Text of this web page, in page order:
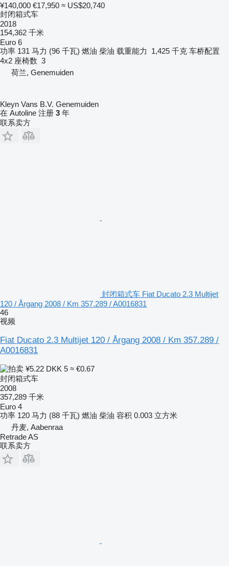
¥140,000 €17,950 ≈ US$20,740
封闭箱式车
2018
154,362 千米
Euro 6
功率 131 马力 (96 千瓦) 燃油 柴油 载重能力 1,425 千克 车桥配置
4x2 座椅数 3
荷兰, Genemuiden
Kleyn Vans B.V. Genemuiden
在 Autoline 注册 3 年
联系卖方
封闭箱式车 Fiat Ducato 2.3 Multijet
120 / Årgang 2008 / Km 357.289 / A0016831
46
视频
Fiat Ducato 2.3 Multijet 120 / Årgang 2008 / Km 357.289 /
A0016831
¥5.22 DKK 5 ≈ €0.67
封闭箱式车
2008
357,289 千米
Euro 4
功率 120 马力 (88 千瓦) 燃油 柴油 容积 0.003 立方米
丹麦, Aabenraa
Retrade AS
联系卖方